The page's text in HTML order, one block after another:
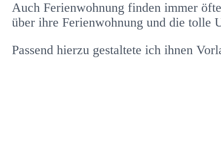
Auch Ferienwohnung finden immer
über ihre Ferienwohnung und die tolle
Passend hierzu gestaltete ich ihnen